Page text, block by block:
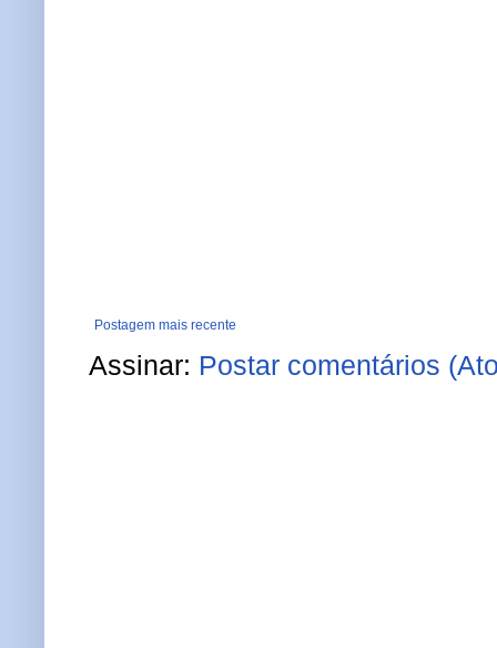
Postagem mais recente
Assinar: Postar comentários